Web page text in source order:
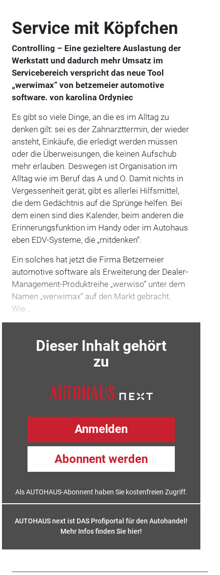
Service mit Köpfchen
Controlling – Eine gezieltere Auslastung der
Werkstatt und dadurch mehr Umsatz im
Servicebereich verspricht das neue Tool
„werwimax“ von betzemeier automotive
software. von karolina Ordyniec
Es gibt so viele Dinge, an die es im Alltag zu
denken gilt: sei es der Zahnarzttermin, der wieder
ansteht, Einkäufe, die erledigt werden müssen
oder die Überweisungen, die keinen Aufschub
mehr erlauben. Deswegen ist Organisation im
Alltag wie im Beruf das A und O. Damit nichts in
Vergessenheit gerät, gibt es allerlei Hilfsmittel,
die dem Gedächtnis auf die Sprünge helfen. Bei
dem einen sind dies Kalender, beim anderen die
Erinnerungsfunktion im Handy oder im Autohaus
eben EDV-Systeme, die „mitdenken“.
Ein solches hat jetzt die Firma Betzemeier
automotive software als Erweiterung der Dealer-
Management-Produktreihe „werwiso“ unter dem
Namen „werwimax“ auf den Markt gebracht.
Wie…
Dieser Inhalt gehört
zu
Anmelden
Abonnent werden
Als AUTOHAUS-Abonnent haben Sie kostenfreien Zugriff.
AUTOHAUS next ist DAS Profiportal für den Autohandel!
Mehr Infos finden Sie hier!